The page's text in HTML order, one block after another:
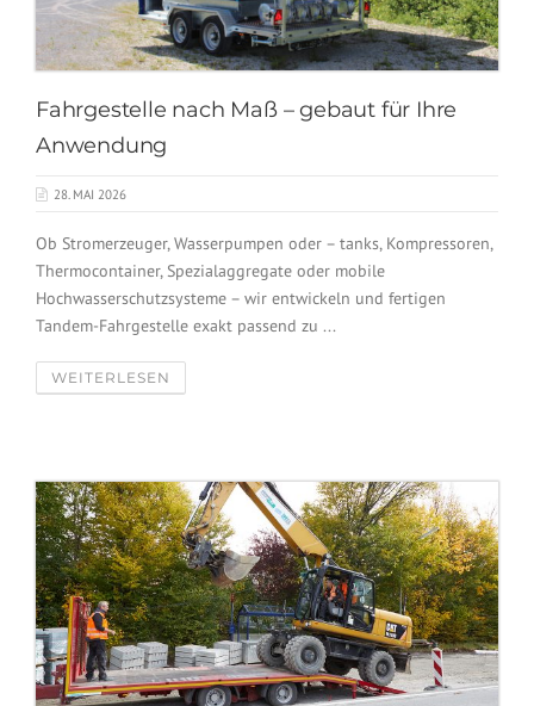
Fahrgestelle nach Maß – gebaut für Ihre
Anwendung
28. MAI 2026
Ob Stromerzeuger, Wasserpumpen oder – tanks, Kompressoren,
Thermocontainer, Spezialaggregate oder mobile
Hochwasserschutzsysteme – wir entwickeln und fertigen
Tandem-Fahrgestelle exakt passend zu ...
WEITERLESEN